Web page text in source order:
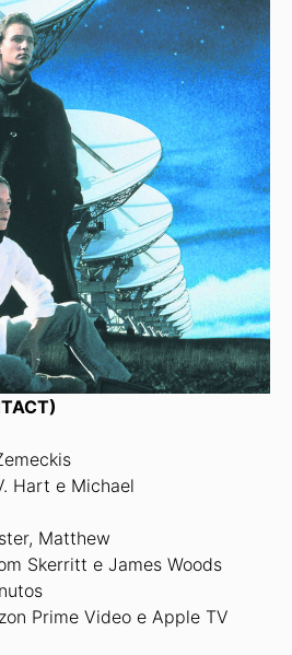
Hart e Michael
Matthew
Skerritt e James Woods
Prime Video e Apple TV